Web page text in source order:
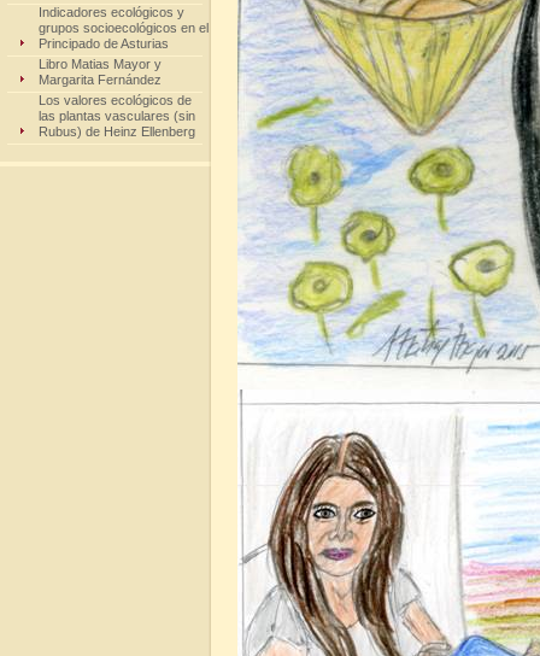
Indicadores ecológicos y
grupos socioecológicos en el
Principado de Asturias
Libro Matias Mayor y
Margarita Fernández
Los valores ecológicos de
las plantas vasculares (sin
Rubus) de Heinz Ellenberg